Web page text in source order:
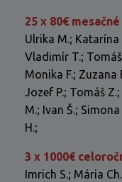
25 x 80€
Ulrika M.; Katarína
Vladimír T.; Tomáš
Monika F.; Zuzana
Jozef P.; Tomáš
M.; Ivan Š.;
H.;
3 x 1000€
Imrich S.; Mária